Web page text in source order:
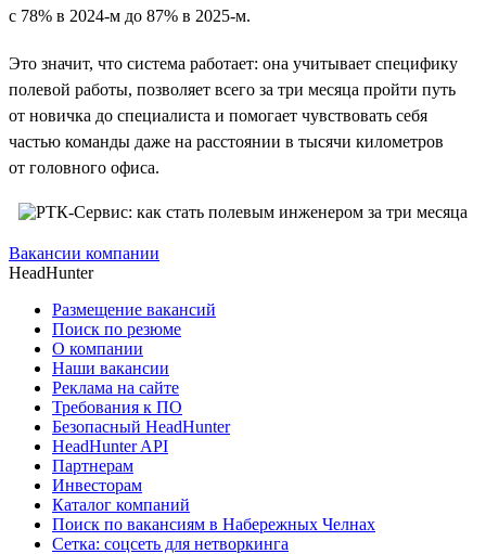
с 78% в 2024-м до 87% в 2025-м.
Это значит, что система работает: она учитывает специфику
полевой работы, позволяет всего за три месяца пройти путь
от новичка до специалиста и помогает чувствовать себя
частью команды даже на расстоянии в тысячи километров
от головного офиса.
Вакансии компании
HeadHunter
Размещение вакансий
Поиск по резюме
О компании
Наши вакансии
Реклама на сайте
Требования к ПО
Безопасный HeadHunter
HeadHunter API
Партнерам
Инвесторам
Каталог компаний
Поиск по вакансиям в Набережных Челнах
Сетка: соцсеть для нетворкинга